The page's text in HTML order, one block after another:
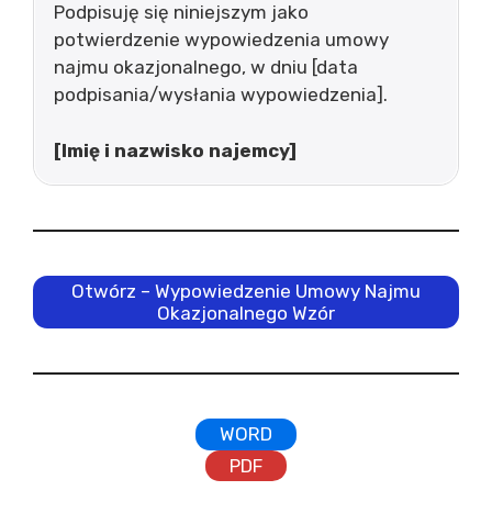
Podpisuję się niniejszym jako
potwierdzenie wypowiedzenia umowy
najmu okazjonalnego, w dniu [data
podpisania/wysłania wypowiedzenia].
[Imię i nazwisko najemcy]
Otwórz – Wypowiedzenie Umowy Najmu
Okazjonalnego Wzór
WORD
PDF